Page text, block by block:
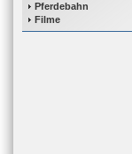
Pferdebahn
Filme